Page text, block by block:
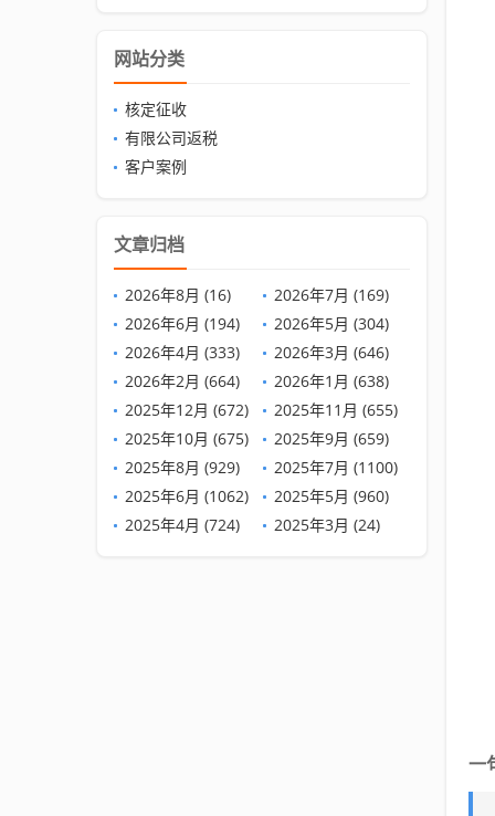
一
网站分类
核定征收
有限公司返税
客户案例
文章归档
2026年8月 (16)
2026年7月 (169)
2026年6月 (194)
2026年5月 (304)
2026年4月 (333)
2026年3月 (646)
2026年2月 (664)
2026年1月 (638)
2025年12月 (672)
2025年11月 (655)
2025年10月 (675)
2025年9月 (659)
2025年8月 (929)
2025年7月 (1100)
2025年6月 (1062)
2025年5月 (960)
2025年4月 (724)
2025年3月 (24)